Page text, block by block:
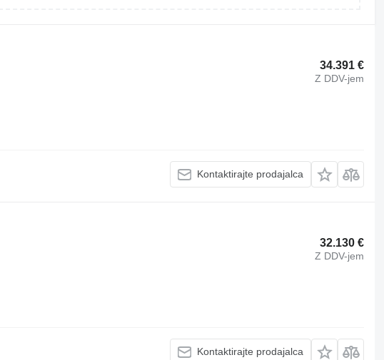
34.391 €
Z DDV-jem
Kontaktirajte prodajalca
32.130 €
Z DDV-jem
Kontaktirajte prodajalca